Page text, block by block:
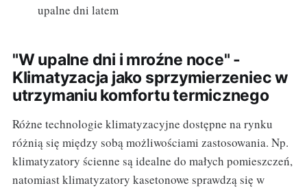
upalne dni latem
"W upalne dni i mroźne noce" -
Klimatyzacja jako sprzymierzeniec w
utrzymaniu komfortu termicznego
Różne technologie klimatyzacyjne dostępne na rynku
różnią się między sobą możliwościami zastosowania. Np.
klimatyzatory ścienne są idealne do małych pomieszczeń,
natomiast klimatyzatory kasetonowe sprawdzą się w